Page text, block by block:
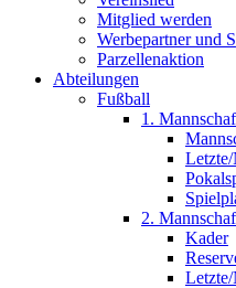
Mitglied werden
Werbepartner und
Parzellenaktion
Abteilungen
Fußball
1.
Letzte/
2.
Kader
Letzte/